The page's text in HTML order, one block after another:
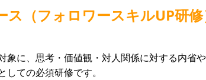
ス（フォロワースキルUP研修
象に、思考・価値観・対人関係に対する内省
ての必須研修です。